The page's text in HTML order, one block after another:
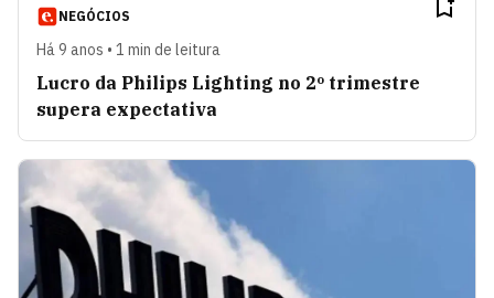
NEGÓCIOS
Há 9 anos • 1 min de leitura
Lucro da Philips Lighting no 2º trimestre
supera expectativa